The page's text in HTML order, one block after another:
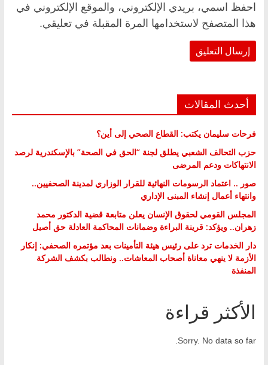
احفظ اسمي، بريدي الإلكتروني، والموقع الإلكتروني في
هذا المتصفح لاستخدامها المرة المقبلة في تعليقي.
أحدث المقالات
فرحات سليمان يكتب: القطاع الصحي إلى أين؟
حزب التحالف الشعبي يطلق لجنة “الحق في الصحة” بالإسكندرية لرصد
الانتهاكات ودعم المرضى
صور .. اعتماد الرسومات النهائية للقرار الوزاري لمدينة الصحفيين..
وانتهاء أعمال إنشاء المبنى الإداري
المجلس القومي لحقوق الإنسان يعلن متابعة قضية الدكتور محمد
زهران.. ويؤكد: قرينة البراءة وضمانات المحاكمة العادلة حق أصيل
دار الخدمات ترد على رئيس هيئة التأمينات بعد مؤتمره الصحفي: إنكار
الأزمة لا ينهي معاناة أصحاب المعاشات.. ونطالب بكشف الشركة
المنفذة
الأكثر قراءة
Sorry. No data so far.